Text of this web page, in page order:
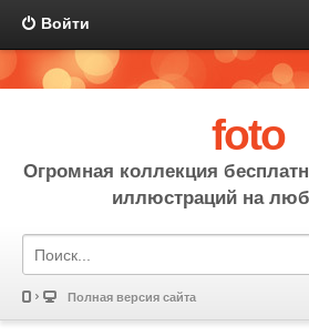
Войти
foto
Огромная коллекция
иллюстраций на
Полная версия сайта